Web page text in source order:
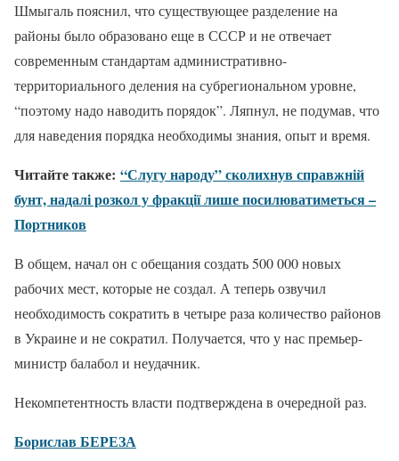
Шмыгаль пояснил, что существующее разделение на
районы было образовано еще в СССР и не отвечает
современным стандартам административно-
территориального деления на субрегиональном уровне,
“поэтому надо наводить порядок”. Ляпнул, не подумав, что
для наведения порядка необходимы знания, опыт и время.
Читайте также: “Слугу народу” сколихнув справжній
бунт, надалі розкол у фракції лише посилюватиметься –
Портников
В общем, начал он с обещания создать 500 000 новых
рабочих мест, которые не создал. А теперь озвучил
необходимость сократить в четыре раза количество районов
в Украине и не сократил. Получается, что у нас премьер-
министр балабол и неудачник.
Некомпетентность власти подтверждена в очередной раз.
Борислав БЕРЕЗА